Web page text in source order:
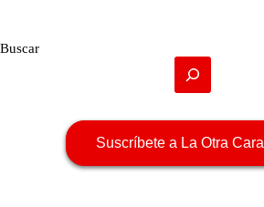
Buscar
Suscríbete a La Otra Cara